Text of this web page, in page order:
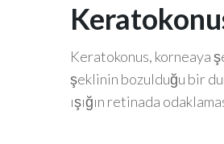
Keratokonus, korneaya
şeklinin bozulduğu bir
ışığın retinada